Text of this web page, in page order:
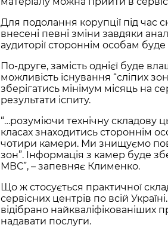
Для подолання корупції під час
внесені певні зміни завдяки
аудиторії стороннім особам
По-друге, замість однієї буде
можливість існування “сліпих
зберігатись мінімум місяць на
результати іспиту.
“…розуміючи технічну складову
класах знаходитись стороннім
чотири камери. Ми знищуємо
зон”. Інформація з камер буде
МВС”, – запевняє Клименко.
Що ж стосується практичної
сервісних центрів по всій
відібрано найкваліфікованіших
надавати послуги.